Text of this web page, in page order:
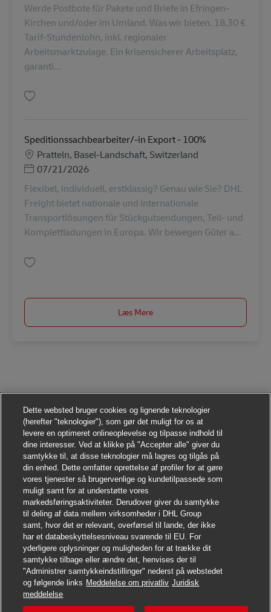
Søg jobbet
Werde Postbote für Pakete und Briefe in Efringen-
Kirchen und/oder im Umland. Was wir bieten. 18,30 €
Tarif-Stundenlohn, inkl. regionaler
Arbeitsmarktzulage. Ein krisensicherer Arbeitsplatz,
garanti...
Speditionssachbearbeiter/-in Export - 100%
Lokation
Pratteln, Basel-Landschaft, Switzerland
Posted Date
07/21/2026
Flexibel, individuell, erstklassig? Genau wie Sie? DHL
Freight bietet nationale und internationale
Transportlösungen für Stückgutsendungen, Teil- und
Komplettladungen in Europa. Wir bewegen Güter a...
Læs Mere
Dette websted bruger cookies og lignende teknologier
(herefter "teknologier"), som gør det muligt for os at
levere en optimeret onlineoplevelse og tilpasse indhold til
dine interesser. Ved at klikke på "Accepter alle" giver du
samtykke til, at disse teknologier må lagres og tilgås på
din enhed. Dette omfatter oprettelse af profiler for at gøre
vores tjenester så brugervenlige og kundetilpassede som
muligt samt for at understøtte vores
markedsføringsaktiviteter. Derudover giver du samtykke
til deling af data mellem virksomheder i DHL Group
samt, hvor det er relevant, overførsel til lande, der ikke
har et databeskyttelsesniveau svarende til EU. For
yderligere oplysninger og muligheden for at trække dit
samtykke tilbage eller ændre det, henvises der til
"Administrer samtykkeindstillinger" nederst på webstedet
og følgende links Meddelelse om privatliv Juridisk
meddelelse